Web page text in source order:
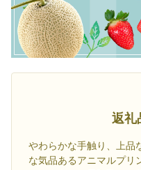
返礼
やわらかな手触り、上品
な気品あるアニマルプリ